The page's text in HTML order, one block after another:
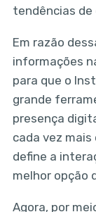
tendências
Em razão
informações
para que o
grande
presença
cada vez mais
define a
melhor opção
Agora, por